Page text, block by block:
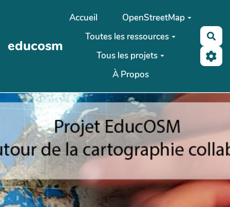
Aller au contenu principal
educosm
Accueil
OpenStreetMap
Toutes les ressources
Tous les projets
À Propos